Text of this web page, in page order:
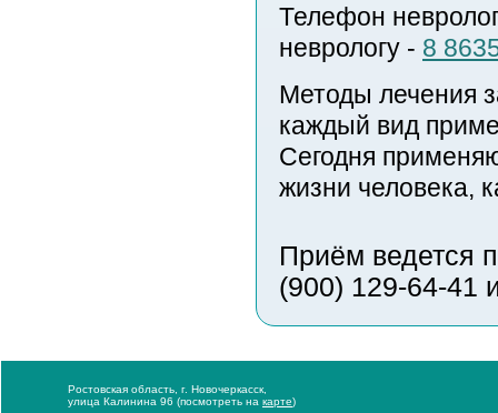
Телефон
неврологу - 8
Методы лечения
каждый вид
Сегодня
жизни человека,
Приём ведется
(900) 129-64-41
Ростовская область, г. Новочеркасск,
улица Калинина 96 (посмотреть на карте)